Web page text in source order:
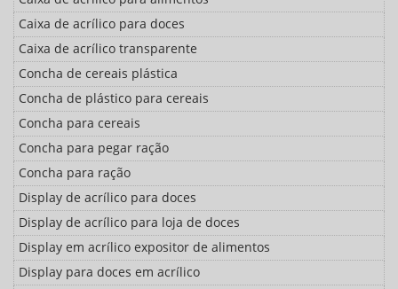
Caixa de acrílico para doces
Caixa de acrílico transparente
Concha de cereais plástica
Concha de plástico para cereais
Concha para cereais
Concha para pegar ração
Concha para ração
Display de acrílico para doces
Display de acrílico para loja de doces
Display em acrílico expositor de alimentos
Display para doces em acrílico